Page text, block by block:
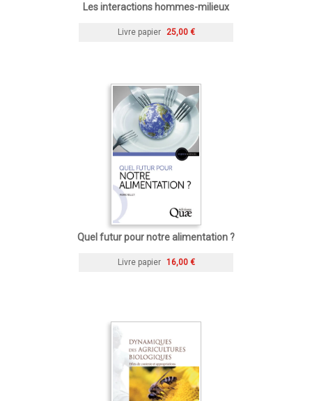
Les interactions hommes-milieux
Livre papier 25,00 €
Quel futur pour notre alimentation ?
Livre papier 16,00 €